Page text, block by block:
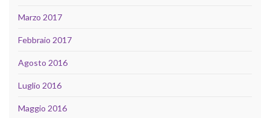
Marzo 2017
Febbraio 2017
Agosto 2016
Luglio 2016
Maggio 2016